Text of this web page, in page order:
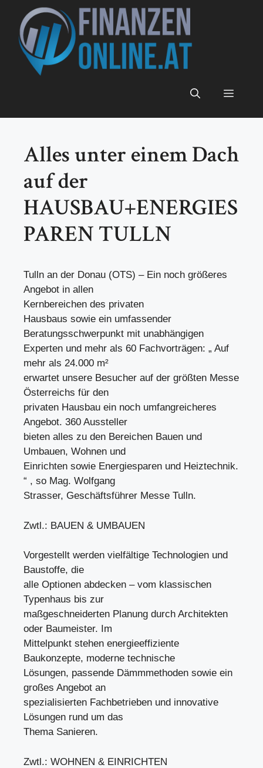
Inhalt
springen
Menü
Alles unter einem Dach
auf der
HAUSBAU+ENERGIES
PAREN TULLN
Tulln an der Donau (OTS) – Ein noch größeres
Angebot in allen
Kernbereichen des privaten
Hausbaus sowie ein umfassender
Beratungsschwerpunkt mit unabhängigen
Experten und mehr als 60 Fachvorträgen: „ Auf
mehr als 24.000 m²
erwartet unsere Besucher auf der größten Messe
Österreichs für den
privaten Hausbau ein noch umfangreicheres
Angebot. 360 Aussteller
bieten alles zu den Bereichen Bauen und
Umbauen, Wohnen und
Einrichten sowie Energiesparen und Heiztechnik.
“ , so Mag. Wolfgang
Strasser, Geschäftsführer Messe Tulln.
Zwtl.: BAUEN & UMBAUEN
Vorgestellt werden vielfältige Technologien und
Baustoffe, die
alle Optionen abdecken – vom klassischen
Typenhaus bis zur
maßgeschneiderten Planung durch Architekten
oder Baumeister. Im
Mittelpunkt stehen energieeffiziente
Baukonzepte, moderne technische
Lösungen, passende Dämmmethoden sowie ein
großes Angebot an
spezialisierten Fachbetrieben und innovative
Lösungen rund um das
Thema Sanieren.
Zwtl.: WOHNEN & EINRICHTEN